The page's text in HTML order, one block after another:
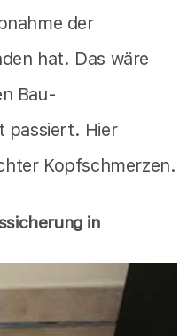
der
hat. Das wäre
Bau-
passiert. Hier
Kopfschmerzen.
in